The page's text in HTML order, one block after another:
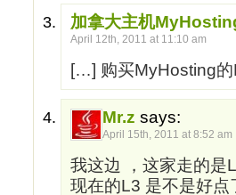
加拿大主机
April 12th, 2011 at 11:10 am
[…] 购买MyHosting
Mr.z says:
April 15th, 2011 at 8:52 am
我这边 ，这家走的是
现在的L3 是不是好点